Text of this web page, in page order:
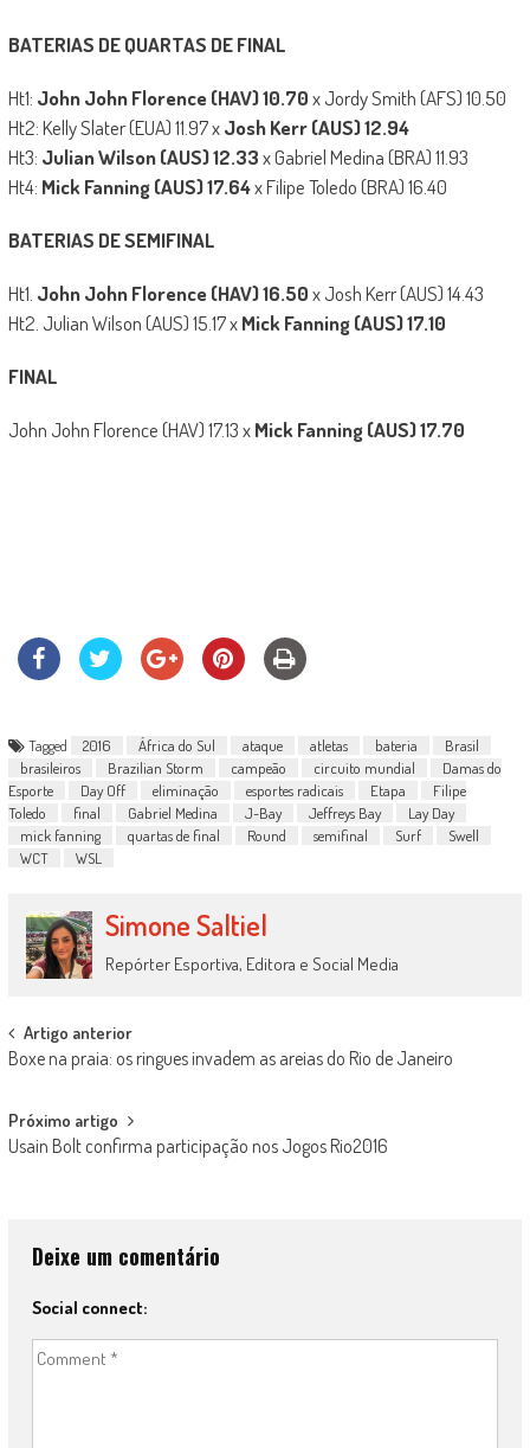
BATERIAS DE QUARTAS DE FINAL
Ht1: John John Florence (HAV) 10.70x Jordy Smith (AFS) 10.50
Ht2: Kelly Slater (EUA) 11.97 xJosh Kerr (AUS) 12.94
Ht3: Julian Wilson (AUS) 12.33x Gabriel Medina (BRA) 11.93
Ht4: Mick Fanning (AUS) 17.64x Filipe Toledo (BRA) 16.40
BATERIAS DE SEMIFINAL
Ht1. John John Florence (HAV) 16.50x Josh Kerr (AUS) 14.43
Ht2. Julian Wilson (AUS) 15.17 xMick Fanning (AUS) 17.10
FINAL
John John Florence (HAV) 17.13 xMick Fanning (AUS) 17.70
Tagged 2016 África do Sul ataque atletas bateria
Brasil
brasileiros
Brazilian Storm campeão circuito mundial
Damas do
Esporte
Day Off eliminação esportes radicais Etapa
Filipe
Toledo
final Gabriel Medina J-Bay Jeffreys Bay
Lay Day
mick fanning
quartas de final Round semifinal Surf
Swell
WCT
WSL
Simone Saltiel
Repórter Esportiva, Editora e Social Media
Post
navigation
Artigo anterior
Boxe na praia: os ringues invadem as areias do Rio de Janeiro
Próximo artigo
Usain Bolt confirma participação nos Jogos Rio2016
Deixe um comentário
Social connect: